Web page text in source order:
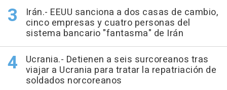
Irán.- EEUU sanciona a dos casas de cambio,
cinco empresas y cuatro personas del
sistema bancario "fantasma" de Irán
Ucrania.- Detienen a seis surcoreanos tras
viajar a Ucrania para tratar la repatriación de
soldados norcoreanos